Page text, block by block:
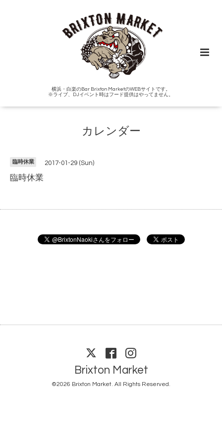
横浜・白楽のBar Brixton MarketのWEBサイトです。
※ライブ、DJイベント時はフード提供はやってません。
カレンダー
臨時休業 2017-01-29 (Sun)
臨時休業
Brixton Market
©2026 Brixton Market. All Rights Reserved.